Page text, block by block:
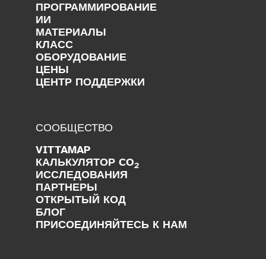
ПРОГРАММИРОВАНИЕ
ИИ
МАТЕРИАЛЫ
КЛАСС
ОБОРУДОВАНИЕ
ЦЕНЫ
ЦЕНТР ПОДДЕРЖКИ
СООБЩЕСТВО
VITTAMAP
КАЛЬКУЛЯТОР CO2
ИССЛЕДОВАНИЯ
ПАРТНЕРЫ
ОТКРЫТЫЙ КОД
БЛОГ
ПРИСОЕДИНЯЙТЕСЬ К НАМ